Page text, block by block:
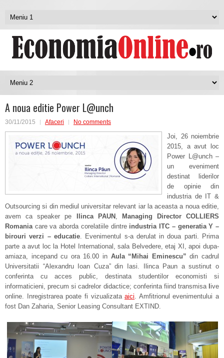
A noua editie Power L@unch
30/11/2015 Afaceri No comments
Joi, 26 noiembrie
2015, a avut loc
Power L@unch –
un eveniment
destinat liderilor
de opinie din
industria de IT &
Outsourcing si din mediul universitar relevant iar la aceasta a noua editie,
avem ca speaker pe
Ilinca PAUN ,
Managing Director COLLIERS
Romaniacare va aborda corelatiile dintreindustria ITC – generatia Y –
birouri verzi – educatie. Evenimentul s-a derulat in doua parti. Prima
parte a avut loc la Hotel International, sala Belvedere, etaj XI, apoi dupa-
amiaza, incepand cu ora 16.00 in Aula “Mihai Eminescu”din cadrul
Universitatii “Alexandru Ioan Cuza” din Iasi. Ilinca Paun a sustinut o
conferinta cu acces public, destinata studentilor economisti si
informaticieni, precum si cadrelor didactice; conferinta fiind transmisa ive
online. Inregistrarea poate fi vizualizataaici. Amfitrionul evenimentului a
fost Dan Zaharia, Senior Leasing Consultant EXTIND.